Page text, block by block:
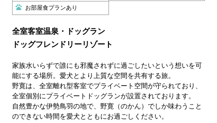
お部屋食プランあり
全室客室温泉・ドッグラン
ドッグフレンドリーリゾート
家族水いらずで誰にも邪魔されずに過ごしたいという想いを可
能にする場所。愛犬とより上質な空間を共有する旅。
野寛は、全室離れ型客室でプライベート空間が守られており、
全室個別にプライベートドッグランが設置されております。
自然豊かな伊勢鳥羽の地で、野寛（のかん）でしか味わうこと
のできない時間を愛犬とともにお過ごしください。